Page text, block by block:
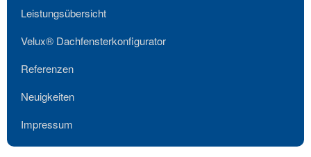
Leistungsübersicht
Velux® Dachfensterkonfigurator
Referenzen
Neuigkeiten
Impressum